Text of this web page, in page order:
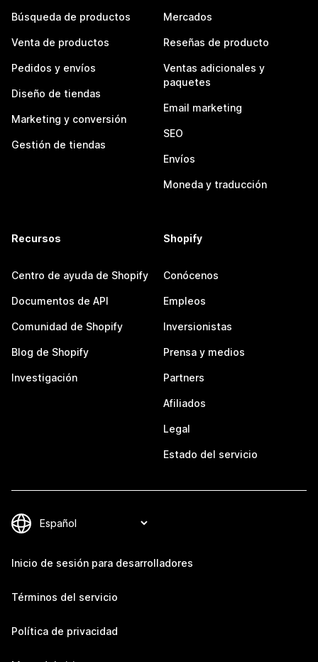
Búsqueda de productos
Venta de productos
Pedidos y envíos
Diseño de tiendas
Marketing y conversión
Gestión de tiendas
Mercados
Reseñas de producto
Ventas adicionales y
paquetes
Email marketing
SEO
Envíos
Moneda y traducción
Recursos
Centro de ayuda de Shopify
Documentos de API
Comunidad de Shopify
Blog de Shopify
Investigación
Shopify
Conócenos
Empleos
Inversionistas
Prensa y medios
Partners
Afiliados
Legal
Estado del servicio
Inicio de sesión para desarrolladores
Términos del servicio
Política de privacidad